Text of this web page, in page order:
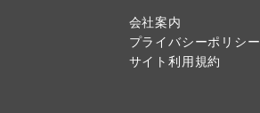
会社案内
プライバシーポリシー
サイト利用規約